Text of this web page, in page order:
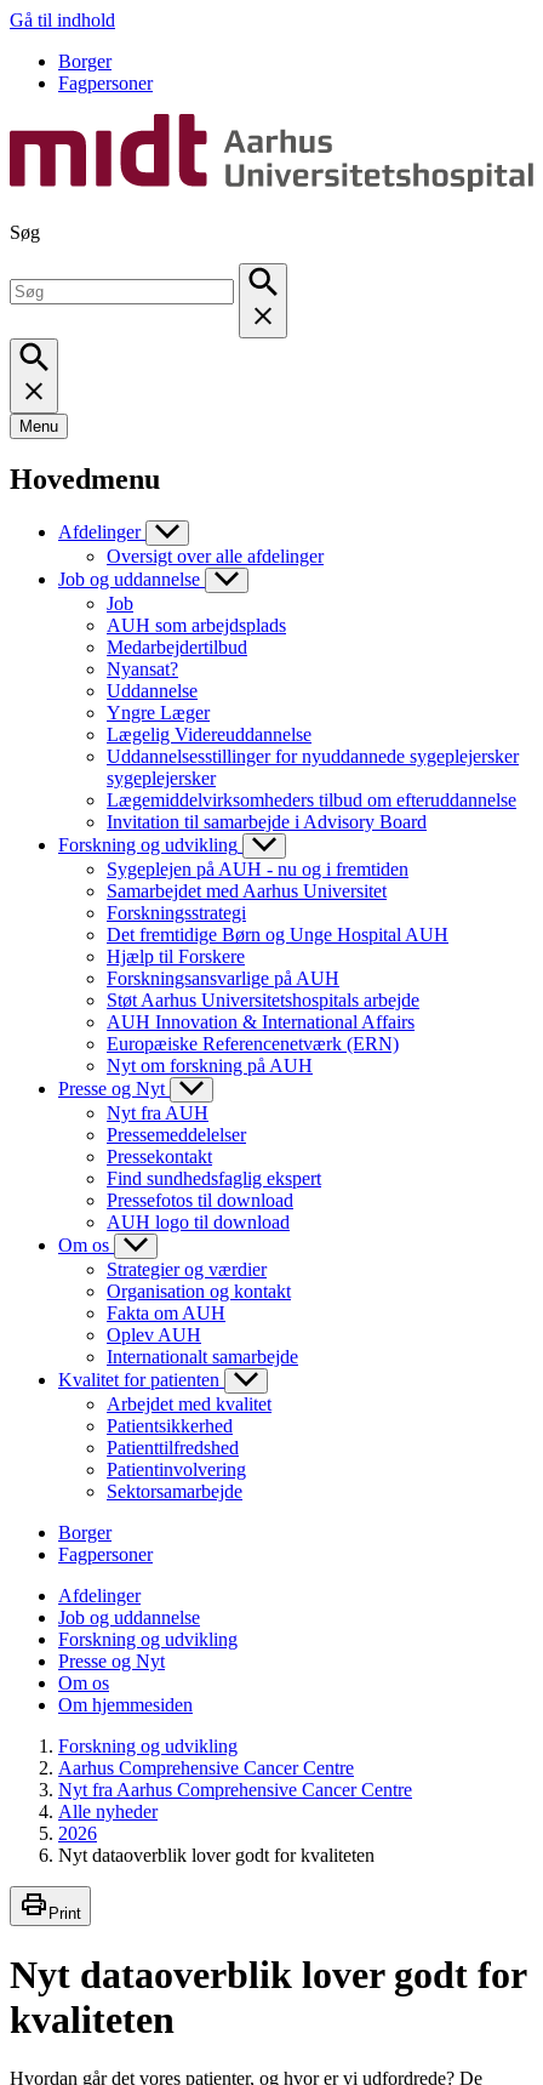
Gå til indhold
Borger
Fagpersoner
Søg
Menu
Hovedmenu
Afdelinger
Oversigt over alle afdelinger
Job og uddannelse
Job
AUH som arbejdsplads
Medarbejdertilbud
Nyansat?
Uddannelse
Yngre Læger
Lægelig Videreuddannelse
Uddannelsesstillinger for nyuddannede sygeplejersker
sygeplejersker
Lægemiddelvirksomheders tilbud om efteruddannelse
Invitation til samarbejde i Advisory Board
Forskning og udvikling
Sygeplejen på AUH - nu og i fremtiden
Samarbejdet med Aarhus Universitet
Forskningsstrategi
Det fremtidige Børn og Unge Hospital AUH
Hjælp til Forskere
Forskningsansvarlige på AUH
Støt Aarhus Universitetshospitals arbejde
AUH Innovation & International Affairs
Europæiske Referencenetværk (ERN)
Nyt om forskning på AUH
Presse og Nyt
Nyt fra AUH
Pressemeddelelser
Pressekontakt
Find sundhedsfaglig ekspert
Pressefotos til download
AUH logo til download
Om os
Strategier og værdier
Organisation og kontakt
Fakta om AUH
Oplev AUH
Internationalt samarbejde
Kvalitet for patienten
Arbejdet med kvalitet
Patientsikkerhed
Patienttilfredshed
Patientinvolvering
Sektorsamarbejde
Borger
Fagpersoner
Afdelinger
Job og uddannelse
Forskning og udvikling
Presse og Nyt
Om os
Om hjemmesiden
Forskning og udvikling
Aarhus Comprehensive Cancer Centre
Nyt fra Aarhus Comprehensive Cancer Centre
Alle nyheder
2026
Nyt dataoverblik lover godt for kvaliteten
Print
Nyt dataoverblik lover godt for
kvaliteten
Hvordan går det vores patienter, og hvor er vi udfordrede? De